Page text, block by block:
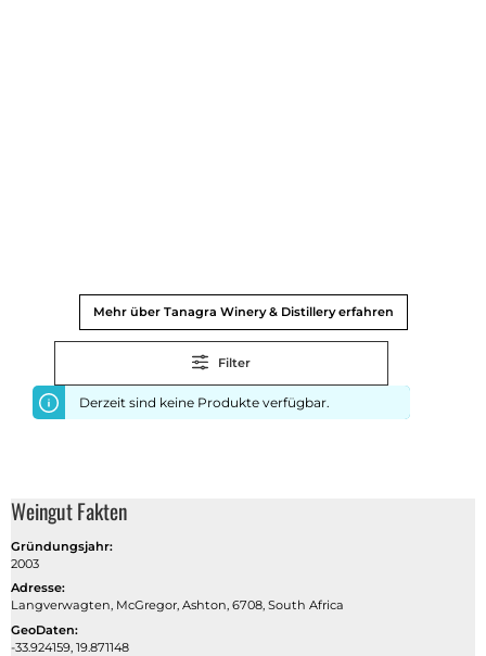
Mehr über Tanagra Winery & Distillery erfahren
Filter
Derzeit sind keine Produkte verfügbar.
Weingut Fakten
Gründungsjahr:
2003
Adresse:
Langverwagten, McGregor, Ashton, 6708, South Africa
GeoDaten:
-33.924159, 19.871148